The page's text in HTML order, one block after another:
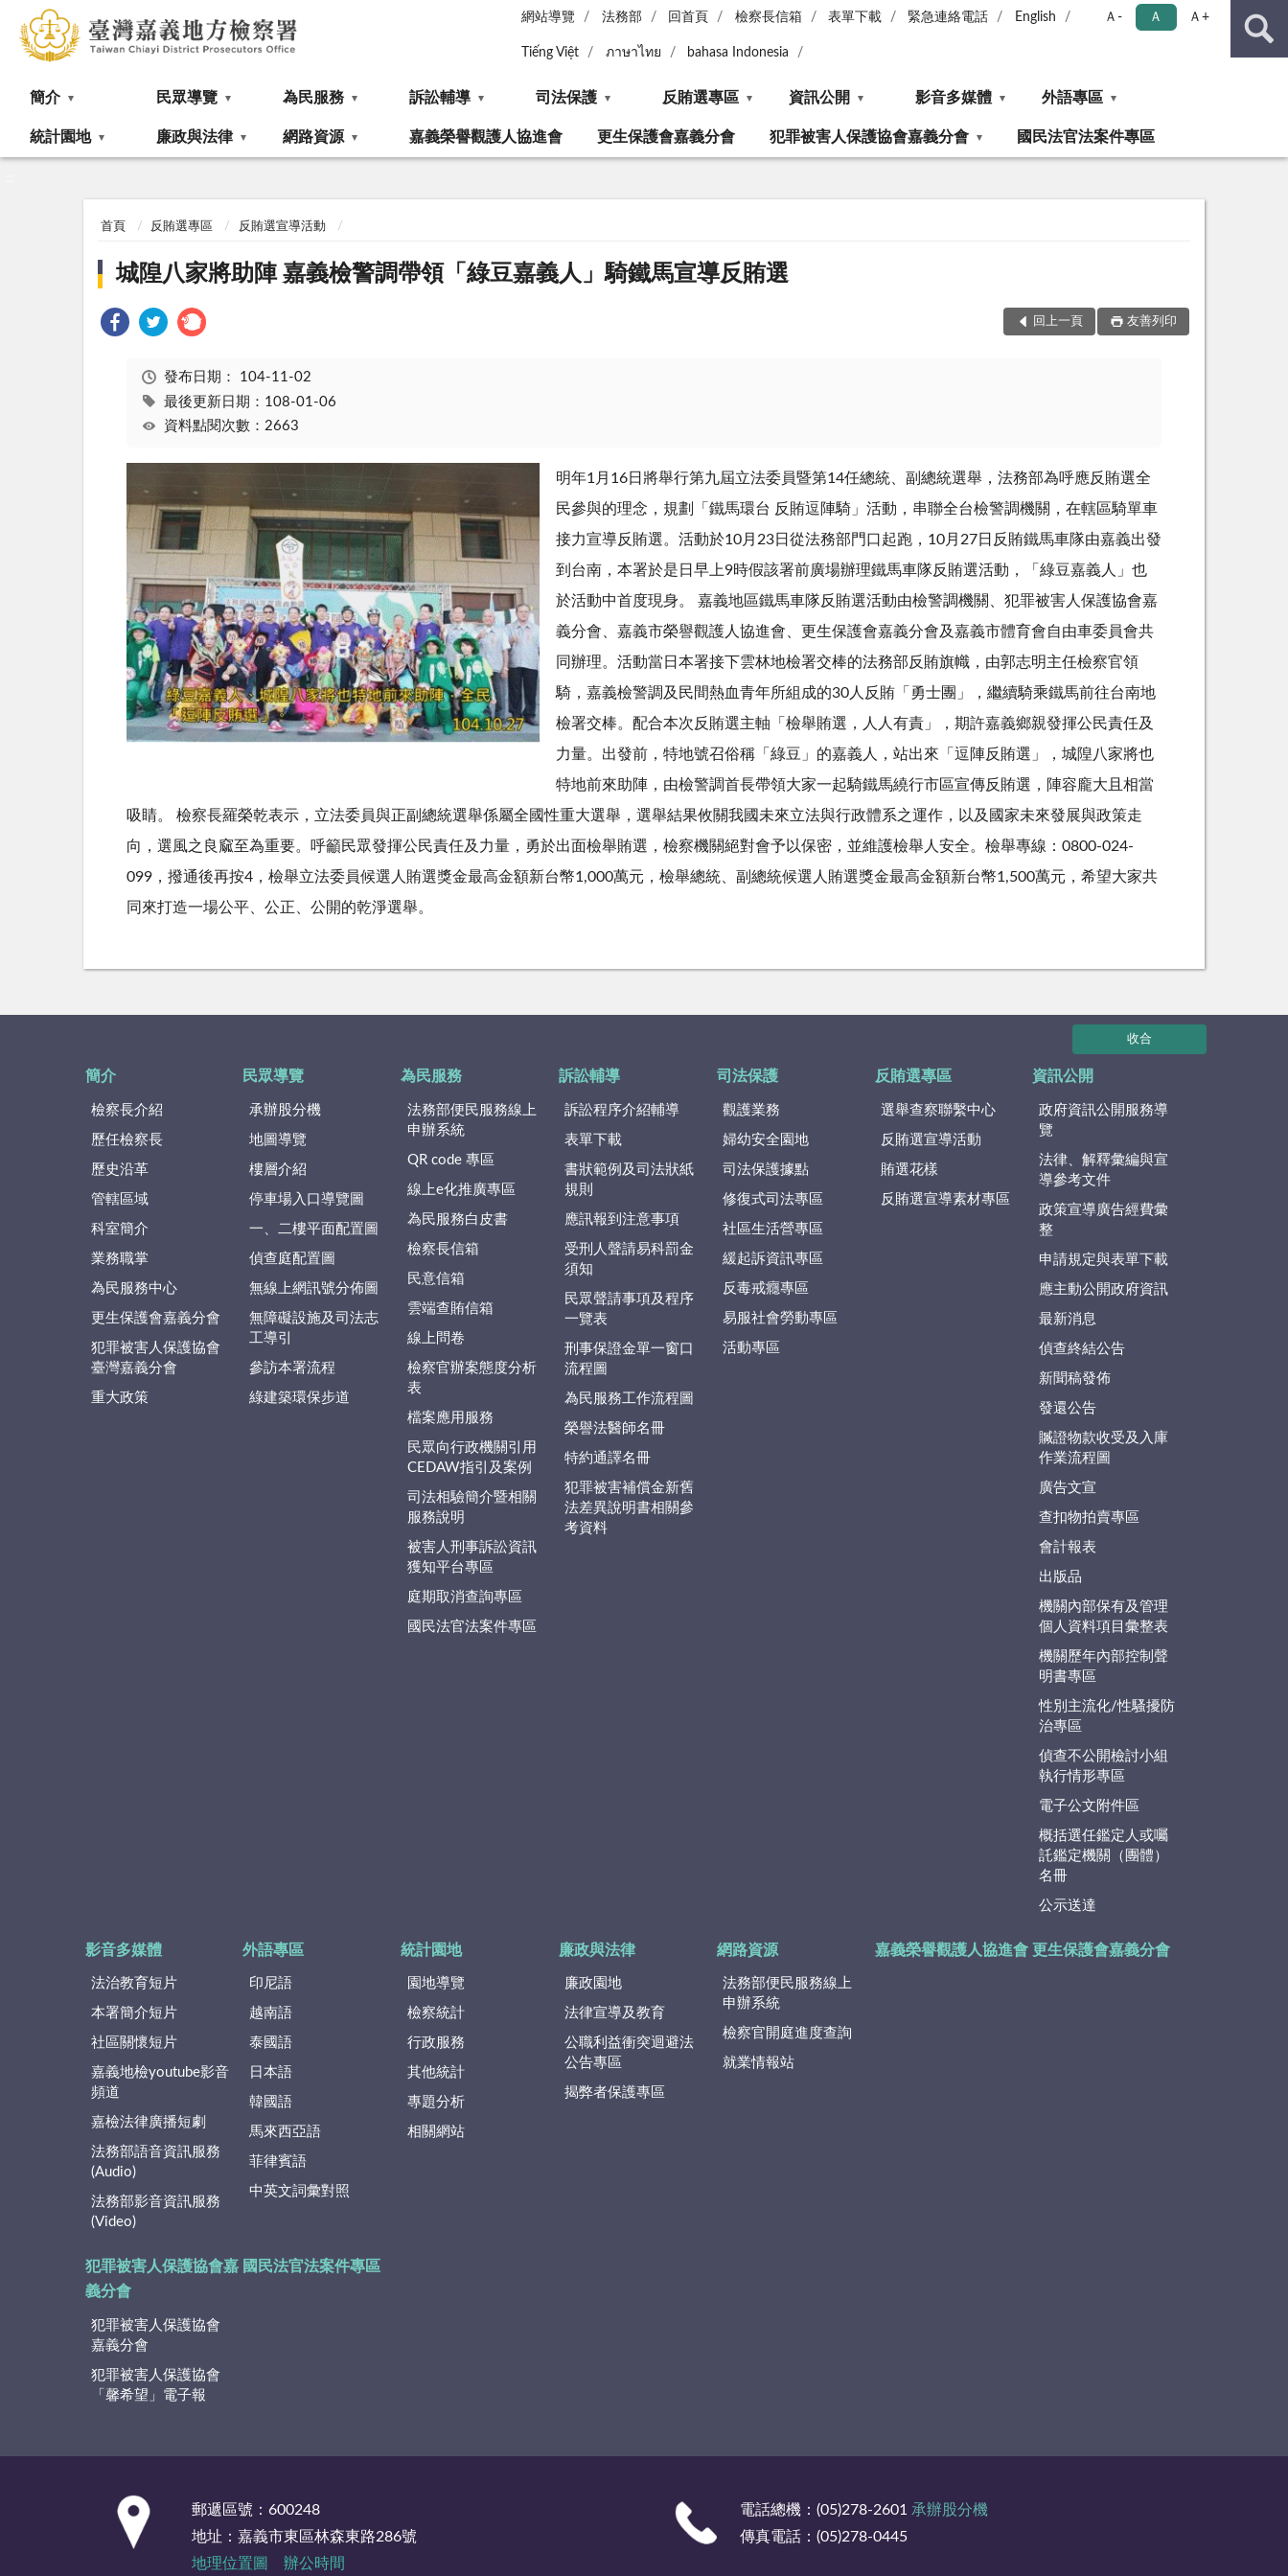
網站導覽 法務部 回首頁 檢察長信箱 表單下載 緊急連絡電話 English
Tiếng Việt ภาษาไทย bahasa Indonesia
Ａ- Ａ Ａ+
簡介 民眾導覽 為民服務 訴訟輔導 司法保護 反賄選專區 資訊公開 影音多媒體 外語專區
統計園地 廉政與法律 網路資源 嘉義榮譽觀護人協進會 更生保護會嘉義分會 犯罪被害人保護協會嘉義分會 國民法官法案件專區
首頁 反賄選專區 反賄選宣導活動
城隍八家將助陣 嘉義檢警調帶領「綠豆嘉義人」騎鐵馬宣導反賄選
回上一頁 友善列印
發布日期： 104-11-02
最後更新日期：108-01-06
資料點閱次數：2663
明年1月16日將舉行第九屆立法委員暨第14任總統、副總統選舉，法務部為呼應反賄選全
民參與的理念，規劃「鐵馬環台 反賄逗陣騎」活動，串聯全台檢警調機關，在轄區騎單車
接力宣導反賄選。活動於10月23日從法務部門口起跑，10月27日反賄鐵馬車隊由嘉義出發
到台南，本署於是日早上9時假該署前廣場辦理鐵馬車隊反賄選活動，「綠豆嘉義人」也
於活動中首度現身。 嘉義地區鐵馬車隊反賄選活動由檢警調機關、犯罪被害人保護協會嘉
義分會、嘉義市榮譽觀護人協進會、更生保護會嘉義分會及嘉義市體育會自由車委員會共
同辦理。活動當日本署接下雲林地檢署交棒的法務部反賄旗幟，由郭志明主任檢察官領
騎，嘉義檢警調及民間熱血青年所組成的30人反賄「勇士團」，繼續騎乘鐵馬前往台南地
檢署交棒。配合本次反賄選主軸「檢舉賄選，人人有責」，期許嘉義鄉親發揮公民責任及
力量。出發前，特地號召俗稱「綠豆」的嘉義人，站出來「逗陣反賄選」，城隍八家將也
特地前來助陣，由檢警調首長帶領大家一起騎鐵馬繞行市區宣傳反賄選，陣容龐大且相當
吸睛。 檢察長羅榮乾表示，立法委員與正副總統選舉係屬全國性重大選舉，選舉結果攸關我國未來立法與行政體系之運作，以及國家未來發展與政策走
向，選風之良窳至為重要。呼籲民眾發揮公民責任及力量，勇於出面檢舉賄選，檢察機關絕對會予以保密，並維護檢舉人安全。檢舉專線：0800-024-
099，撥通後再按4，檢舉立法委員候選人賄選獎金最高金額新台幣1,000萬元，檢舉總統、副總統候選人賄選獎金最高金額新台幣1,500萬元，希望大家共
同來打造一場公平、公正、公開的乾淨選舉。
收合
簡介
檢察長介紹
歷任檢察長
歷史沿革
管轄區域
科室簡介
業務職掌
為民服務中心
更生保護會嘉義分會
犯罪被害人保護協會
臺灣嘉義分會
重大政策
民眾導覽
承辦股分機
地圖導覽
樓層介紹
停車場入口導覽圖
一、二樓平面配置圖
偵查庭配置圖
無線上網訊號分佈圖
無障礙設施及司法志
工導引
參訪本署流程
綠建築環保步道
為民服務
法務部便民服務線上
申辦系統
QR code 專區
線上e化推廣專區
為民服務白皮書
檢察長信箱
民意信箱
雲端查賄信箱
線上問卷
檢察官辦案態度分析
表
檔案應用服務
民眾向行政機關引用
CEDAW指引及案例
司法相驗簡介暨相關
服務說明
被害人刑事訴訟資訊
獲知平台專區
庭期取消查詢專區
國民法官法案件專區
訴訟輔導
訴訟程序介紹輔導
表單下載
書狀範例及司法狀紙
規則
應訊報到注意事項
受刑人聲請易科罰金
須知
民眾聲請事項及程序
一覽表
刑事保證金單一窗口
流程圖
為民服務工作流程圖
榮譽法醫師名冊
特約通譯名冊
犯罪被害補償金新舊
法差異說明書相關參
考資料
司法保護
觀護業務
婦幼安全園地
司法保護據點
修復式司法專區
社區生活營專區
緩起訴資訊專區
反毒戒癮專區
易服社會勞動專區
活動專區
反賄選專區
選舉查察聯繫中心
反賄選宣導活動
賄選花樣
反賄選宣導素材專區
資訊公開
政府資訊公開服務導
覽
法律、解釋彙編與宣
導參考文件
政策宣導廣告經費彙
整
申請規定與表單下載
應主動公開政府資訊
最新消息
偵查終結公告
新聞稿發佈
發還公告
贓證物款收受及入庫
作業流程圖
廣告文宣
查扣物拍賣專區
會計報表
出版品
機關內部保有及管理
個人資料項目彙整表
機關歷年內部控制聲
明書專區
性別主流化/性騷擾防
治專區
偵查不公開檢討小組
執行情形專區
電子公文附件區
概括選任鑑定人或囑
託鑑定機關（團體）
名冊
公示送達
影音多媒體
法治教育短片
本署簡介短片
社區關懷短片
嘉義地檢youtube影音
頻道
嘉檢法律廣播短劇
法務部語音資訊服務
(Audio)
法務部影音資訊服務
(Video)
外語專區
印尼語
越南語
泰國語
日本語
韓國語
馬來西亞語
菲律賓語
中英文詞彙對照
統計園地
園地導覽
檢察統計
行政服務
其他統計
專題分析
相關網站
廉政與法律
廉政園地
法律宣導及教育
公職利益衝突迴避法
公告專區
揭弊者保護專區
網路資源
法務部便民服務線上
申辦系統
檢察官開庭進度查詢
就業情報站
嘉義榮譽觀護人協進會 更生保護會嘉義分會
犯罪被害人保護協會嘉
義分會
犯罪被害人保護協會
嘉義分會
犯罪被害人保護協會
「馨希望」電子報
國民法官法案件專區
郵遞區號：600248
地址：嘉義市東區林森東路286號
地理位置圖
辦公時間
電話總機：(05)278-2601 承辦股分機
傳真電話：(05)278-0445